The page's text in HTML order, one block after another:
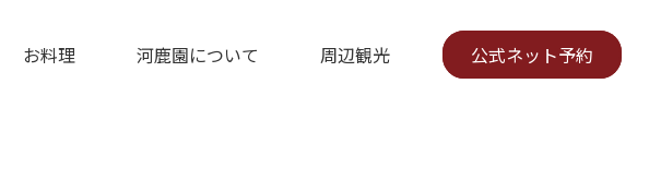
お料理 河鹿園について 周辺観光 公式ネット予約